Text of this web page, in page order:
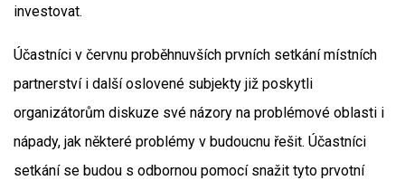
investovat.
Účastníci v červnu proběhnuvších prvních setkání místních
partnerství i další oslovené subjekty již poskytli
organizátorům diskuze své názory na problémové oblasti i
nápady, jak některé problémy v budoucnu řešit. Účastníci
setkání se budou s odbornou pomocí snažit tyto prvotní